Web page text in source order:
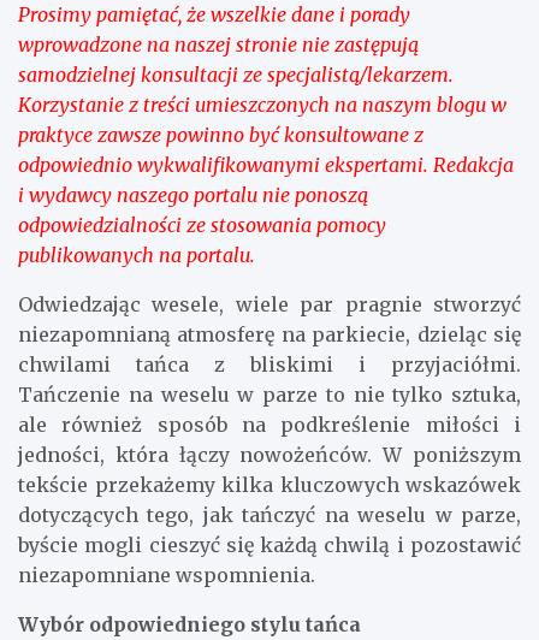
Prosimy pamiętać, że wszelkie dane i porady
wprowadzone na naszej stronie nie zastępują
samodzielnej konsultacji ze specjalistą/lekarzem.
Korzystanie z treści umieszczonych na naszym blogu w
praktyce zawsze powinno być konsultowane z
odpowiednio wykwalifikowanymi ekspertami. Redakcja
i wydawcy naszego portalu nie ponoszą
odpowiedzialności ze stosowania pomocy
publikowanych na portalu.
Odwiedzając wesele, wiele par pragnie stworzyć
niezapomnianą atmosferę na parkiecie, dzieląc się
chwilami tańca z bliskimi i przyjaciółmi.
Tańczenie na weselu w parze to nie tylko sztuka,
ale również sposób na podkreślenie miłości i
jedności, która łączy nowożeńców. W poniższym
tekście przekażemy kilka kluczowych wskazówek
dotyczących tego, jak tańczyć na weselu w parze,
byście mogli cieszyć się każdą chwilą i pozostawić
niezapomniane wspomnienia.
Wybór odpowiedniego stylu tańca